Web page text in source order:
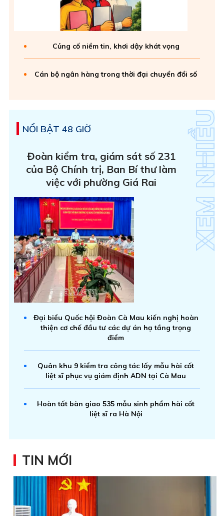
Củng cố niềm tin, khơi dậy khát vọng
Cán bộ ngân hàng trong thời đại chuyển đổi số
NỔI BẬT 48 GIỜ
Đoàn kiểm tra, giám sát số 231
của Bộ Chính trị, Ban Bí thư làm
việc với phường Giá Rai
Đại biểu Quốc hội Đoàn Cà Mau kiến nghị hoàn
thiện cơ chế đầu tư các dự án hạ tầng trọng
điểm
Quân khu 9 kiểm tra công tác lấy mẫu hài cốt
liệt sĩ phục vụ giám định ADN tại Cà Mau
Hoàn tất bàn giao 535 mẫu sinh phẩm hài cốt
liệt sĩ ra Hà Nội
TIN MỚI